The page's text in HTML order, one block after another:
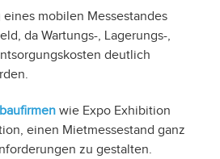
mobilen Messestandes
da Wartungs-, Lagerungs-,
deutlich
wie Expo Exhibition
einen Mietmessestand ganz
zu gestalten.